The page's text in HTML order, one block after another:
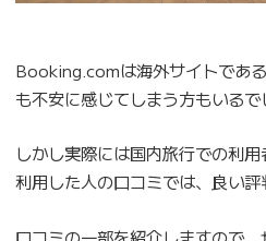
Booking.comは海外サイトであ
も不安に感じてしまう方もいるで
しかし実際には国内旅行での利
利用した人の口コミでは、良い評